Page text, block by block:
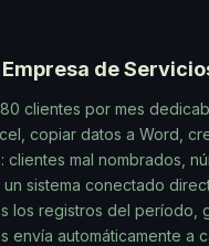
de
clientes por mes
copiar datos a Word,
mal nombrados,
sistema conectado
los registros del período,
automáticamente a